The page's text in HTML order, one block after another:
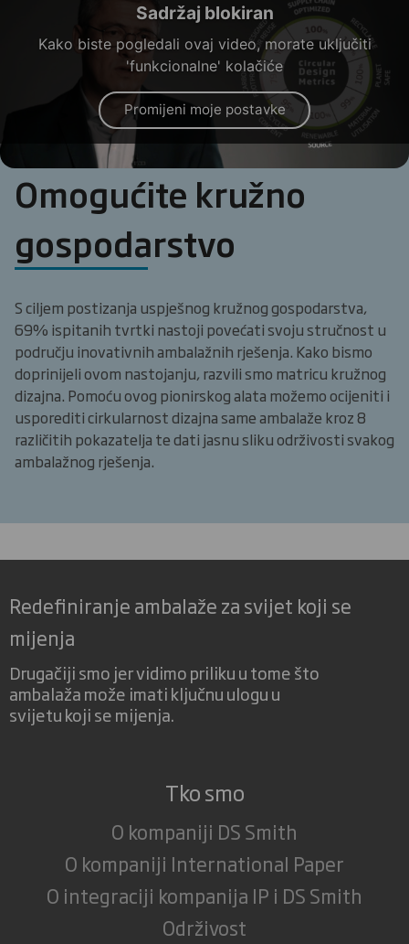
Sadržaj blokiran
Kako biste pogledali ovaj video, morate uključiti
'funkcionalne' kolačiće
Promijeni moje postavke
Omogućite kružno
gospodarstvo
S ciljem postizanja uspješnog kružnog gospodarstva,
69% ispitanih tvrtki nastoji povećati svoju stručnost u
području inovativnih ambalažnih rješenja. Kako bismo
doprinijeli ovom nastojanju, razvili smo matricu kružnog
dizajna. Pomoću ovog pionirskog alata možemo ocijeniti i
usporediti cirkularnost dizajna same ambalaže kroz 8
različitih pokazatelja te dati jasnu sliku održivosti svakog
ambalažnog rješenja.
Redefiniranje ambalaže za svijet koji se
mijenja
Drugačiji smo jer vidimo priliku u tome što
ambalaža može imati ključnu ulogu u
svijetu koji se mijenja.
Tko smo
O kompaniji DS Smith
O kompaniji International Paper
O integraciji kompanija IP i DS Smith
Održivost